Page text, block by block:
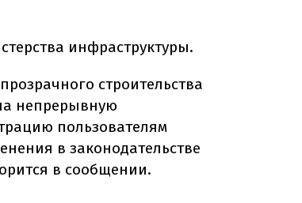
инфраструктуры.
строительства
непрерывную
пользователям
в законодательстве
в сообщении.